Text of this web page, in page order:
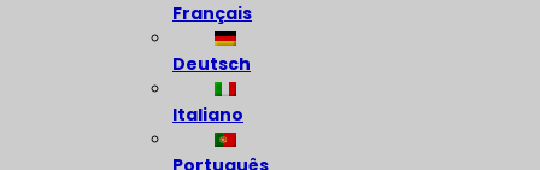
Français
Deutsch
Italiano
Português